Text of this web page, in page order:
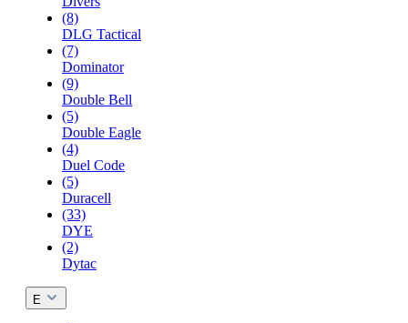
(8)
DLG Tactical
(7)
Dominator
(9)
Double Bell
(5)
Double Eagle
(4)
Duel Code
(5)
Duracell
(33)
DYE
(2)
Dytac
E